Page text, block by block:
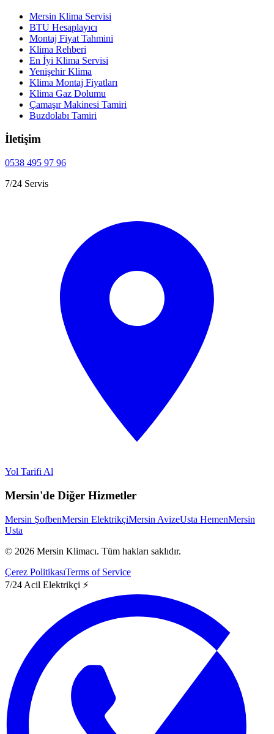
Mersin Klima Servisi
BTU Hesaplayıcı
Montaj Fiyat Tahmini
Klima Rehberi
En İyi Klima Servisi
Yenişehir Klima
Klima Montaj Fiyatları
Klima Gaz Dolumu
Çamaşır Makinesi Tamiri
Buzdolabı Tamiri
İletişim
0538 495 97 96
7/24 Servis
Yol Tarifi Al
Mersin'de Diğer Hizmetler
Mersin ŞofbenMersin ElektrikçiMersin AvizeUsta HemenMersin
Usta
© 2026 Mersin Klimacı. Tüm hakları saklıdır.
Çerez PolitikasıTerms of Service
7/24 Acil Elektrikçi ⚡